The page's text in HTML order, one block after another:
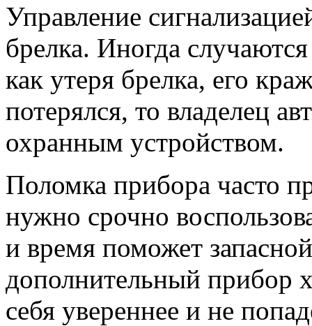
Управление
брелка. Иногда
как утеря брелка, его
потерялся, то владелец
охранным устройством.
Поломка прибора часто
нужно срочно
и время поможет
дополнительный прибор
себя увереннее и не